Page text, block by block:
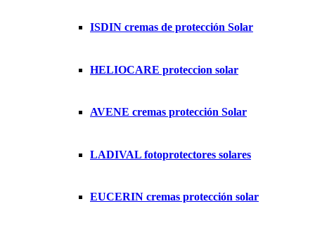
ISDIN cremas de protección Solar
HELIOCARE proteccion solar
AVENE cremas protección Solar
LADIVAL fotoprotectores solares
EUCERIN cremas protección solar